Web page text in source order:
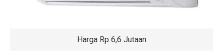
Harga Rp 6,6 Jutaan